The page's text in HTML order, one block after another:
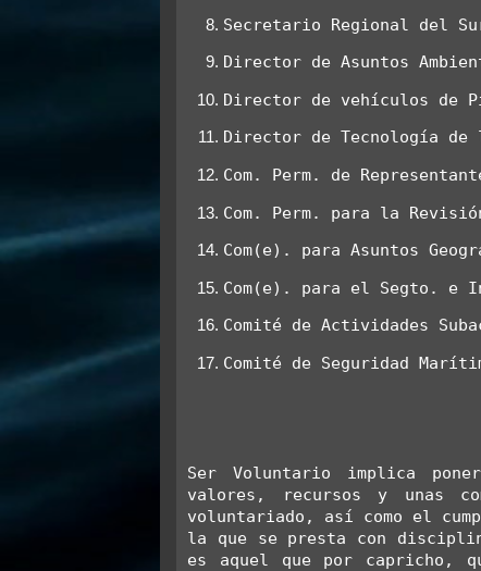
Secretario Regional del
Director de Asuntos
Director de vehículos de
Director de Tecnología de
Com. Perm. de
Com. Perm. para la
Com(e). para Asuntos
Com(e). para el Segto. e
Comité de Actividades
Comité de Seguridad
Ser Voluntario implica
valores, recursos y unas
voluntariado, así como el
la que se presta con
es aquel que por capricho,